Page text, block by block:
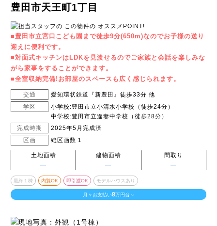
豊田市天王町1丁目
■豊田市立宮口こども園まで徒歩9分(650m)なのでお子様の送り
迎えに便利です。
■対面式キッチンはLDKを見渡せるのでご家族と会話を楽しみな
がら家事をすることができます。
■全室収納完備!お部屋のスペースも広く感じられます。
交通
愛知環状鉄道『新豊田』徒歩33分 他
学区
小学校:豊田市立小清水小学校（徒歩24分）
中学校:豊田市立逢妻中学校（徒歩28分）
完成時期
2025年5月完成済
区画
総区画数 1
土地面積
―
建物面積
―
間取り
―
最終１棟 内覧OK 即引渡OK モデルハウスあり
月々お支払い8万円台～